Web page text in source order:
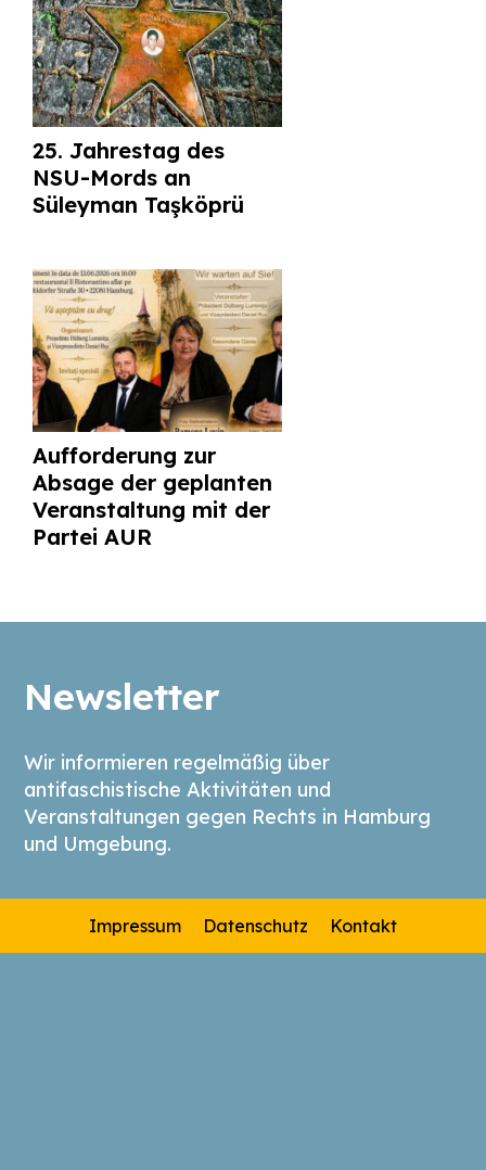
25. Jahrestag des
NSU-Mords an
Süleyman Taşköprü
Aufforderung zur
Absage der geplanten
Veranstaltung mit der
Partei AUR
Newsletter
Wir informieren regelmäßig über
antifaschistische Aktivitäten und
Veranstaltungen gegen Rechts in Hamburg
und Umgebung.
Impressum Datenschutz Kontakt